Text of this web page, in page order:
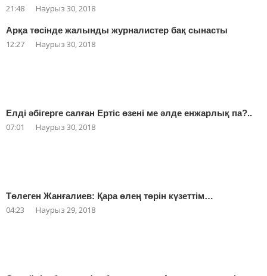
21:48 Наурыз 30, 2018
Арқа төсінде жалынды журналистер бақ сынасты
12:27 Наурыз 30, 2018
Елді әбігерге салған Ертіс өзені ме әлде енжарлық па?..
07:01 Наурыз 30, 2018
Төлеген Жанғалиев: Қара өлең төрін күзеттім…
04:23 Наурыз 29, 2018